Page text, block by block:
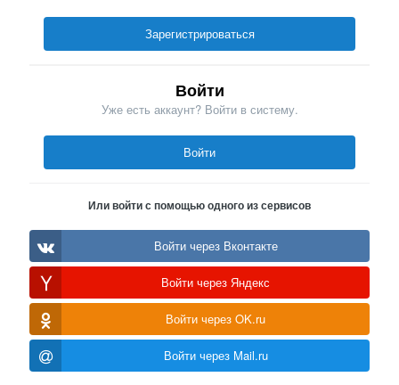
Зарегистрироваться
Войти
Уже есть аккаунт? Войти в систему.
Войти
Или войти с помощью одного из сервисов
Войти через Вконтакте
Войти через Яндекс
Войти через OK.ru
Войти через Mail.ru